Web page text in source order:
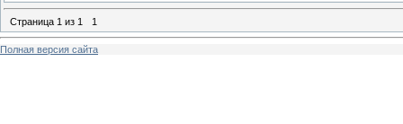
Страница 1 из 1 1
Полная версия сайта